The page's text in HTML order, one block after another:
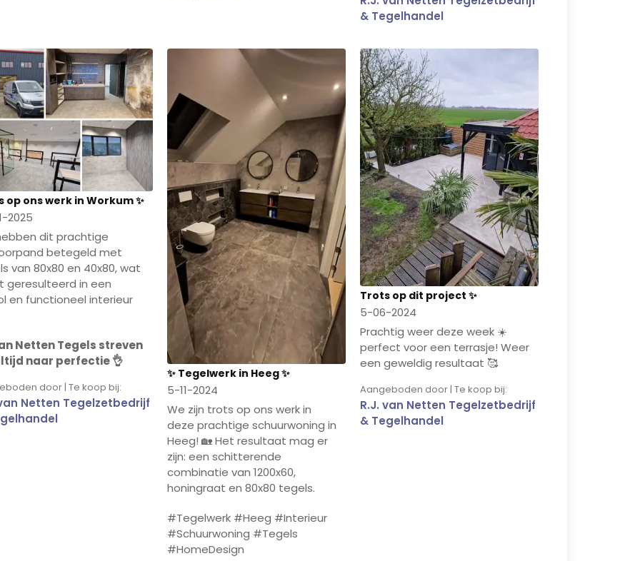
& Tegelhandel
op ons werk in Workum ✨
2025
dit prachtige
betegeld met
van 80x80 en 40x80, wat
geresulteerd in een
en functioneel interieur
Netten Tegels streven
naar perfectie 👌
door | Te koop bij:
Netten Tegelzetbedrijf
✨ Tegelwerk in Heeg ✨
5-11-2024
We zijn trots op ons werk in
deze prachtige schuurwoning in
Heeg! 🏡 Het resultaat mag er
zijn: een schitterende
combinatie van 1200x60,
honingraat en 80x80 tegels.
#Tegelwerk #Heeg #Interieur
#Schuurwoning #Tegels
#HomeDesign
Trots op dit project ✨
5-06-2024
Prachtig weer deze week ☀️
perfect voor een terrasje! Weer
een geweldig resultaat 🥰
Aangeboden door | Te koop bij:
R.J. van Netten Tegelzetbedrijf
& Tegelhandel